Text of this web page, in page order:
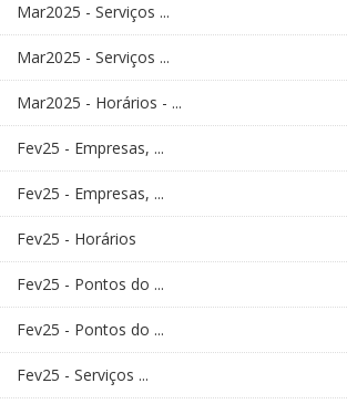
Mar2025 - Serviços ...
Mar2025 - Serviços ...
Mar2025 - Horários - ...
Fev25 - Empresas, ...
Fev25 - Empresas, ...
Fev25 - Horários
Fev25 - Pontos do ...
Fev25 - Pontos do ...
Fev25 - Serviços ...